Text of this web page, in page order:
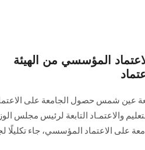
المؤسسي من الهيئة
عين شمس حصول الجامعة على
والاعتمـاد التابعة لرئيس مجلس
الاعتماد المؤسسي، جاء تكليلًا